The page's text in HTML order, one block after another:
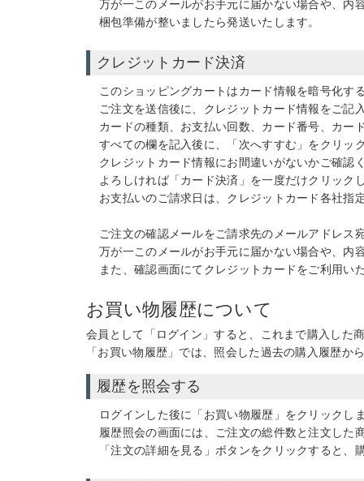
万が一このメールがお手元に届かない場合や、内
梱包準備が整いましたら発送いたします。
クレジットカード決済
このショッピングカートはカード情報を暗号化す
ご注文を送信後に、クレジットカード情報をご記
カードの種類、お支払い回数、カード番号、カー
すべての欄を記入後に、「次へすすむ」をクリッ
クレジットカード情報にお間違いがないかご確認
よろしければ「カード決済」を一度だけクリック
お支払いのご請求日は、クレジットカード各社指
ご注文の確認メールをご請求先のメールアドレス
万が一このメールがお手元に届かない場合や、内
また、確認画面にてクレジットカードをご利用
お買い物履歴について
会員として「ログイン」すると、これまで購入した
「お買い物履歴」では、照会した過去の購入履歴か
履歴を照会する
ログインした後に「お買い物履歴」をクリックし
履歴照会の画面には、ご注文の総件数と注文し
「注文の詳細を見る」ボタンをクリックすると